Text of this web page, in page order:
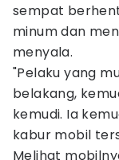
sempat
minum dan
menyala.
"Pelaku yang
belakang,
kemudi. Ia
kabur mobil
Melihat